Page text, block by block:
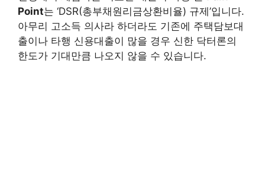
Point는 ‘DSR(총부채원리금상환비율) 규제’입니다.
아무리 고소득 의사라 하더라도 기존에 주택담보대
출이나 타행 신용대출이 많을 경우 신한 닥터론의
한도가 기대만큼 나오지 않을 수 있습니다.